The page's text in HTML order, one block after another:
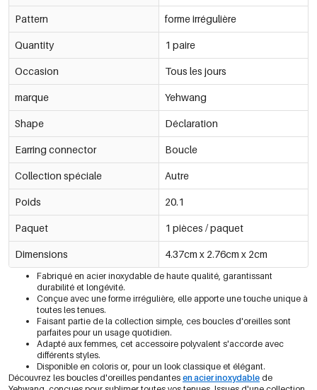
Pattern forme irrégulière
Quantity 1 paire
Occasion Tous les jours
marque Yehwang
Shape Déclaration
Earring connector Boucle
Collection spéciale Autre
Poids 20.1
Paquet 1 pièces / paquet
Dimensions 4.37cm x 2.76cm x 2cm
Fabriqué en acier inoxydable de haute qualité, garantissant
durabilité et longévité.
Conçue avec une forme irrégulière, elle apporte une touche unique à
toutes les tenues.
Faisant partie de la collection simple, ces boucles d'oreilles sont
parfaites pour un usage quotidien.
Adapté aux femmes, cet accessoire polyvalent s'accorde avec
différents styles.
Disponible en coloris or, pour un look classique et élégant.
Découvrez les boucles d'oreilles pendantes en acier inoxydable de